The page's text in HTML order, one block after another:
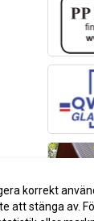
korrekt
att stänga av.